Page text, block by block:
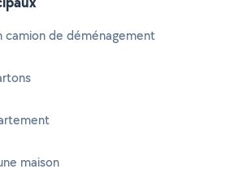
camion de déménagement
maison